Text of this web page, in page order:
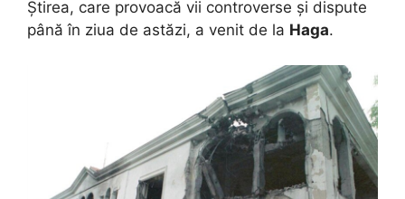
Știrea, care provoacă vii controverse și dispute
până în ziua de astăzi, a venit de la Haga.